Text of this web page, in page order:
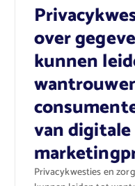
over
kunnen
van digitale
Privacykwesties en